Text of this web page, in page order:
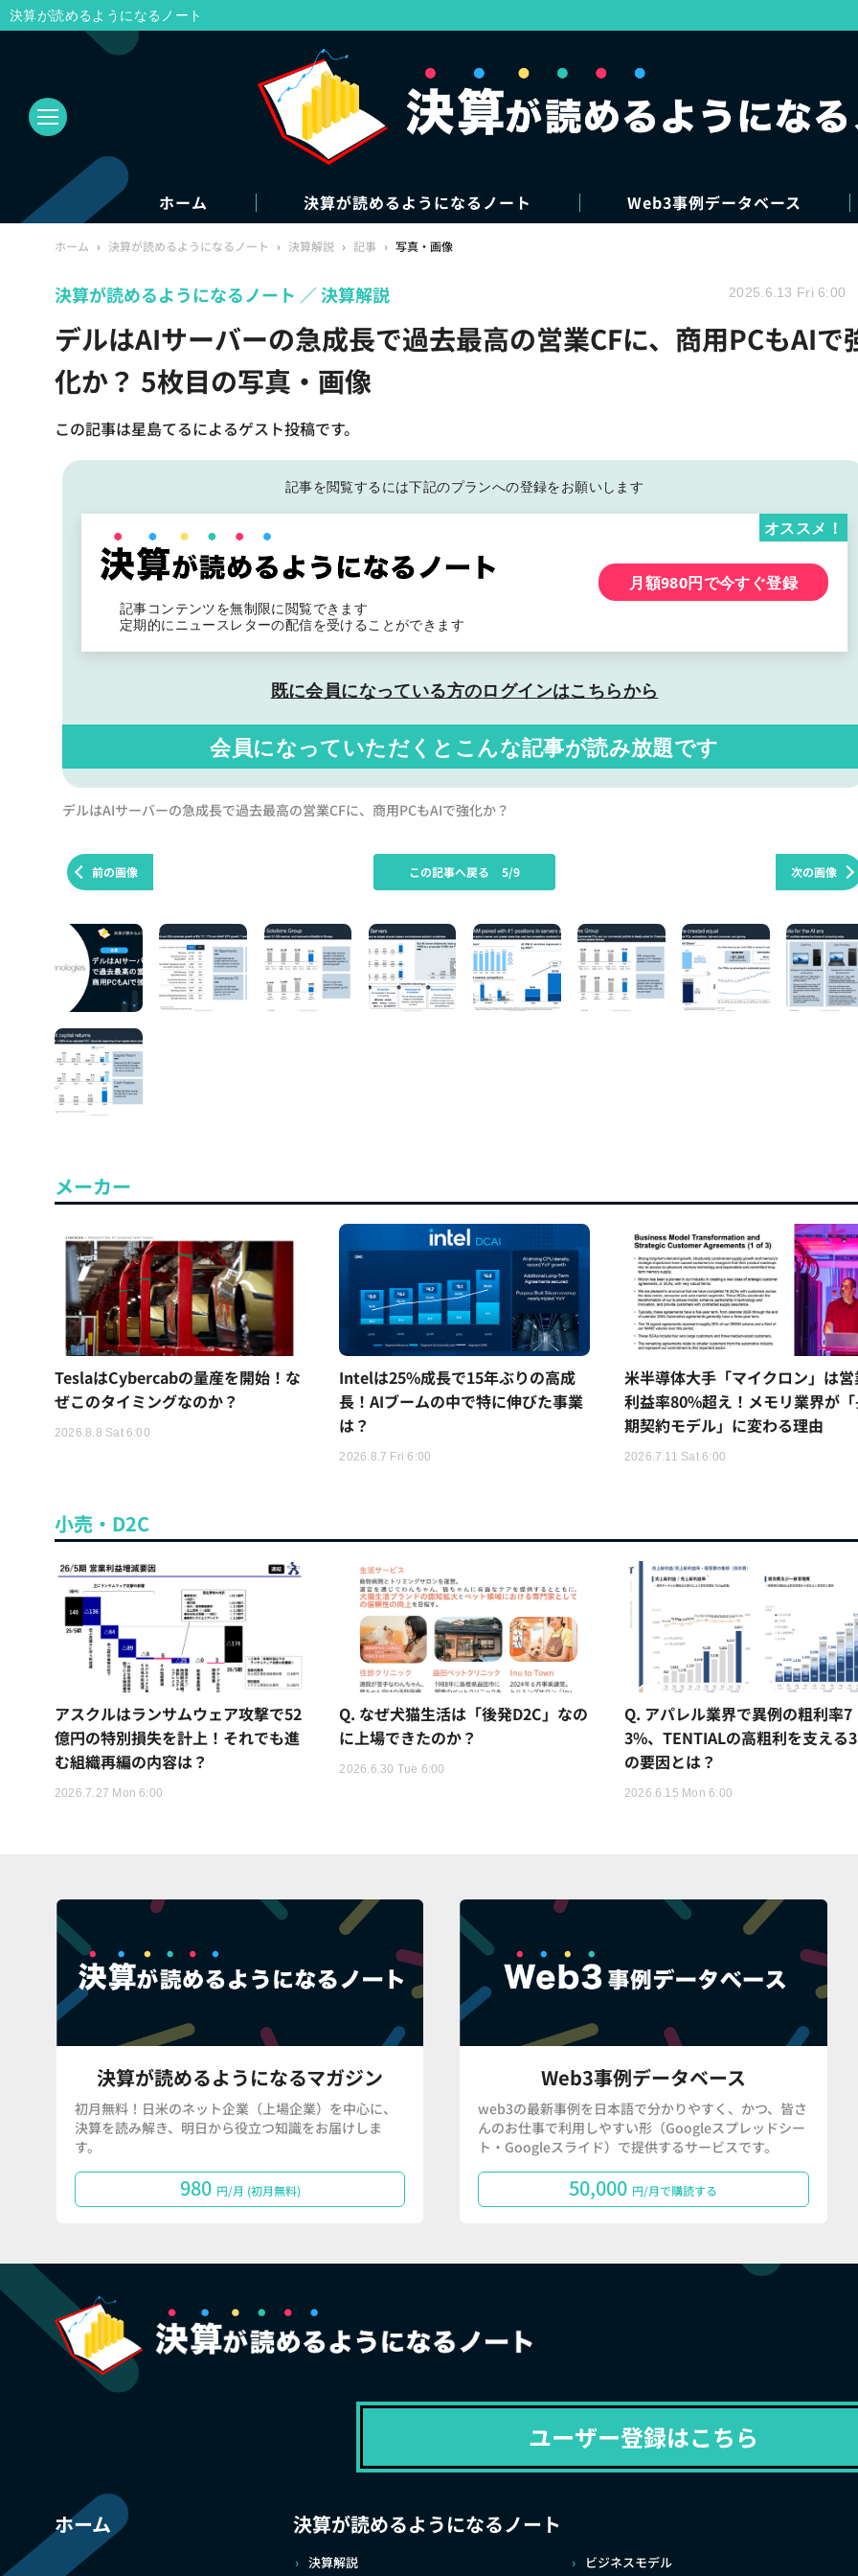
ホーム 決算が読めるようになるノート Web3事例データベース
ホーム › 決算が読めるようになるノート › 決算解説 › 記事 › 写真・画像
デルはAIサーバーの急成長で過去最高の営業CFに、商用PCもAIで
化か？ 5枚目の写真・画像
この記事は星島てるによるゲスト投稿です。
決算が読めるようになるノート 決算解説 2025.6.13 Fri 6:00
記事を閲覧するには下記のプランへの登録をお願いします
記事コンテンツを無制限に閲覧できます
定期的にニュースレターの配信を受けることができます
オススメ！
月額980円で今すぐ登録
既に会員になっている方のログインはこちらから
会員になっていただくと こんな記事が読み放題です
デルはAIサーバーの急成長で過去最高の営業CFに、商用PCもAIで強化か？
前の画像 次の画像
この記事へ戻る 5/9
メーカー
TeslaはCybercabの量産を開始！な
ぜこのタイミングなのか？
2026.8.8 Sat 6:00
Intelは25%成長で15年ぶりの高成
長！AIブームの中で特に伸びた事業
は？
2026.8.7 Fri 6:00
米半導体大手「マイクロン」は営
利益率80%超え！メモリ業界が
期契約モデル」に変わる理由
2026.7.11 Sat 6:00
小売・D2C
アスクルはランサムウェア攻撃で52
億円の特別損失を計上！それでも進
む組織再編の内容は？
2026.7.27 Mon 6:00
Q. なぜ犬猫生活は「後発D2C」なの
に上場できたのか？
2026.6.30 Tue 6:00
Q. アパレル業界で異例の粗利率7
3%、TENTIALの高粗利を支える
の要因とは？
2026.6.15 Mon 6:00
決算が読めるようになるマガジン
初月無料！日米のネット企業（上場企業）を中心に、
決算を読み解き、明日から役立つ知識をお届けしま
す。
980 円/月 (初月無料)
Web3事例データベース
web3の最新事例を日本語で分かりやすく、かつ、皆さ
んのお仕事で利用しやすい形（Googleスプレッドシー
ト・Googleスライド）で提供するサービスです。
50,000 円/月で購読する
ユーザー登録はこちら
ホーム 決算が読めるようになるノート
決算解説 ビジネスモデル
決算が読めるようになるノート